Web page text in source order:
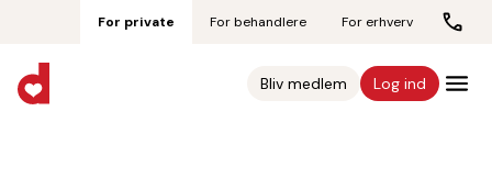
For private For behandlere For erhverv
Bliv medlem Log ind